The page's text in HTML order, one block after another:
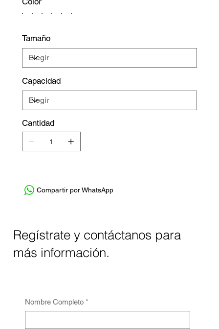
Tamaño
Capacidad
Cantidad
Compartir por WhatsApp
Regístrate y contáctanos para
más información.
Nombre Completo *